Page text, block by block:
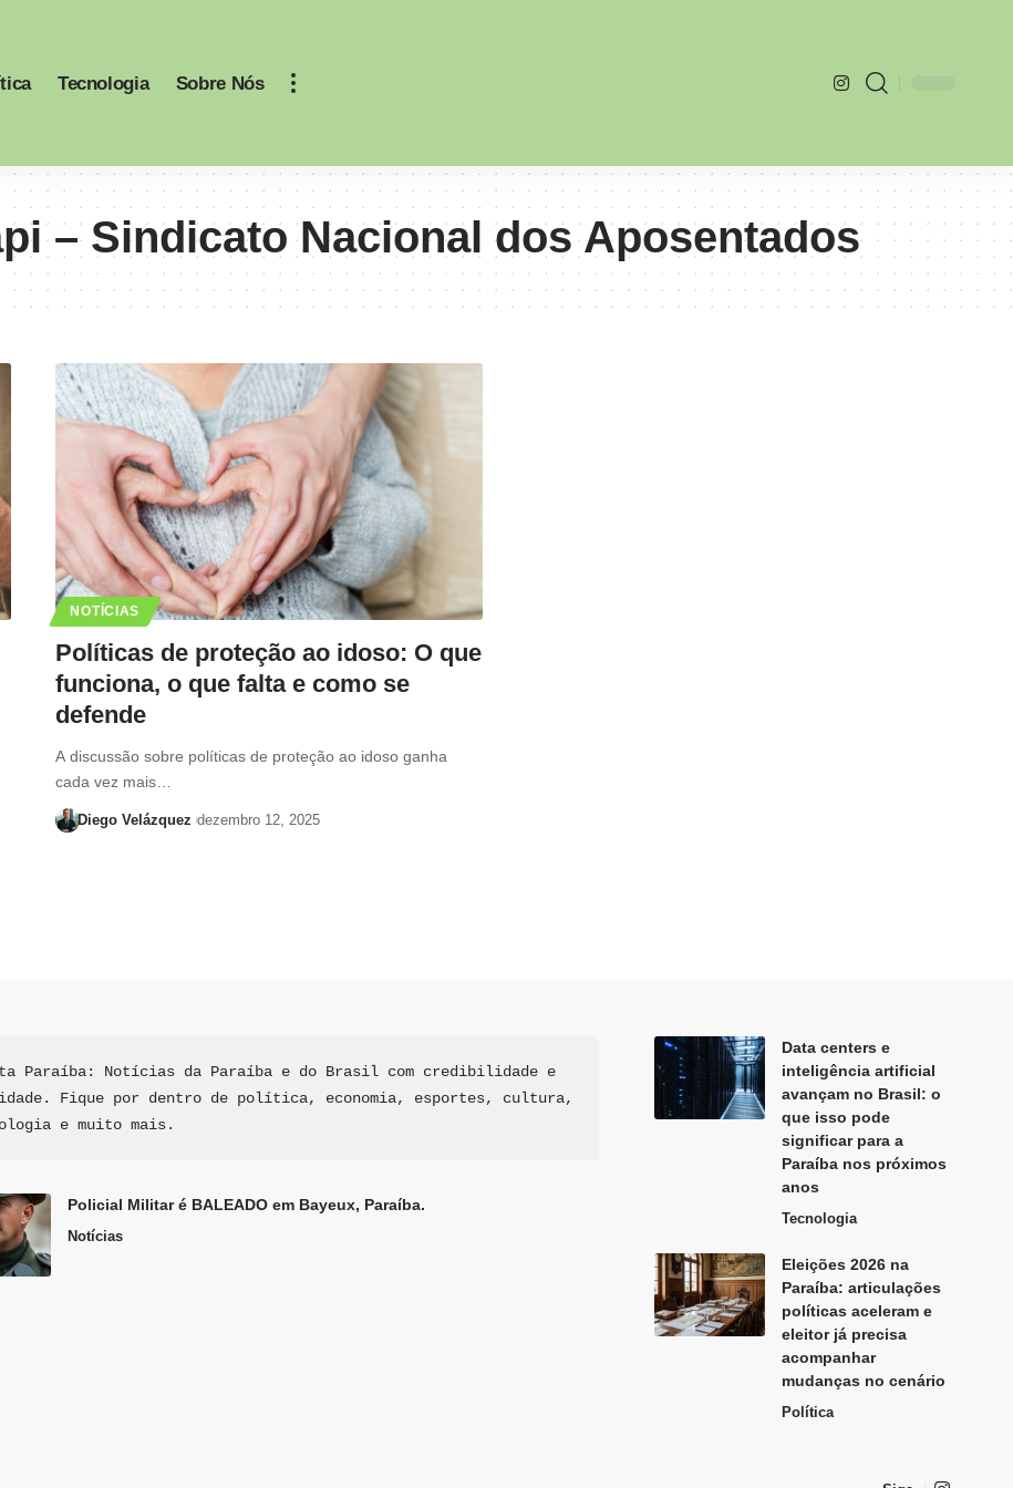
Tecnologia Sobre Nós
– Sindicato Nacional dos Aposentados
NOTÍCIAS
Políticas de proteção ao idoso: O que
funciona, o que falta e como se
defende
A discussão sobre políticas de proteção ao idoso ganha
cada vez mais…
Diego Velázquez dezembro 12, 2025
Paraíba: Notícias da Paraíba e do Brasil com credibilidade e
Fique por dentro de política, economia, esportes, cultura,
e muito mais.
Policial Militar é BALEADO em Bayeux, Paraíba.
Notícias
Data centers e
inteligência artificial
avançam no Brasil: o
que isso pode
significar para a
Paraíba nos próximos
anos
Tecnologia
Eleições 2026 na
Paraíba: articulações
políticas aceleram e
eleitor já precisa
acompanhar
mudanças no cenário
Política